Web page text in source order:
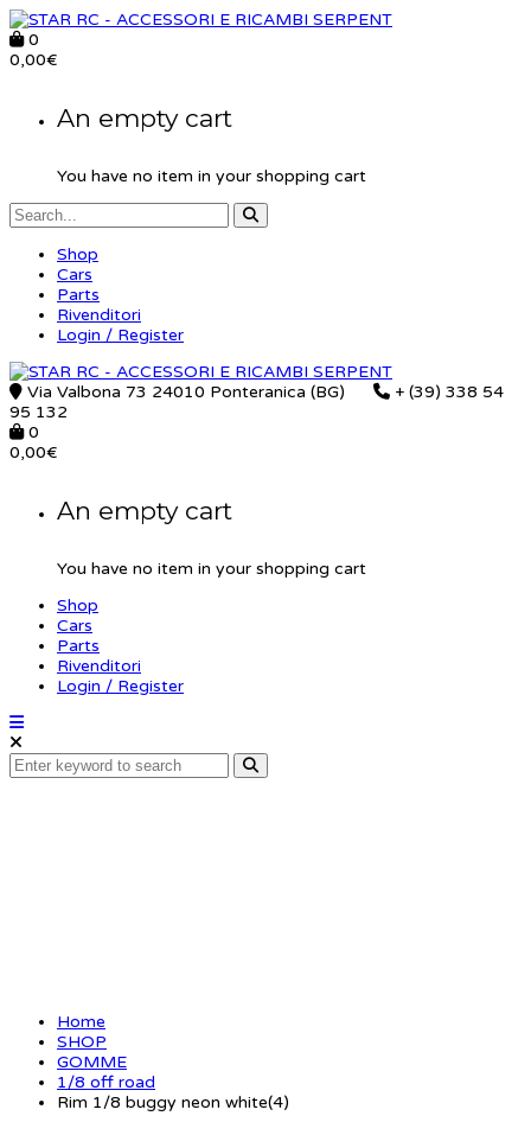
0
0,00€
An empty cart
You have no item in your shopping cart
Shop
Cars
Parts
Rivenditori
Login / Register
Via Valbona 73 24010 Ponteranica (BG)
+ (39) 338 54
95 132
0
0,00€
An empty cart
You have no item in your shopping cart
Shop
Cars
Parts
Rivenditori
Login / Register
Home
SHOP
GOMME
1/8 off road
Rim 1/8 buggy neon white(4)